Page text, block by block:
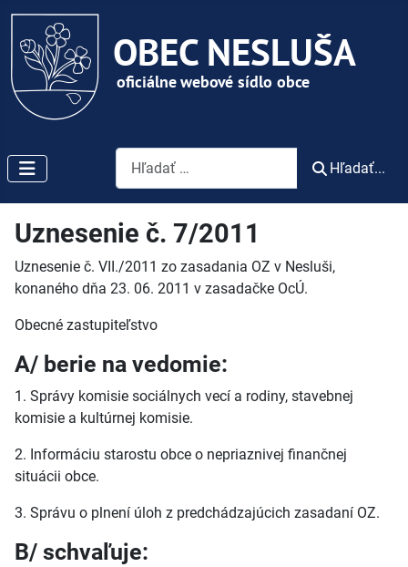
Vyhľadávanie
Hľadať...
Uznesenie č. 7/2011
Uznesenie č. VII./2011 zo zasadania OZ v Nesluši,
konaného dňa 23. 06. 2011 v zasadačke OcÚ.
Obecné zastupiteľstvo
A/ berie na vedomie:
1. Správy komisie sociálnych vecí a rodiny, stavebnej
komisie a kultúrnej komisie.
2. Informáciu starostu obce o nepriaznivej finančnej
situácii obce.
3. Správu o plnení úloh z predchádzajúcich zasadaní OZ.
B/ schvaľuje: